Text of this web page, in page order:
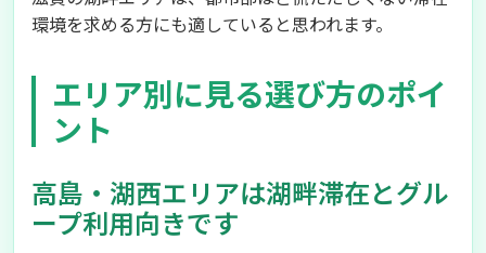
環境を求める方にも適していると思われます。
エリア別に見る選び方のポイ
ント
高島・湖西エリアは湖畔滞在とグル
ープ利用向きです